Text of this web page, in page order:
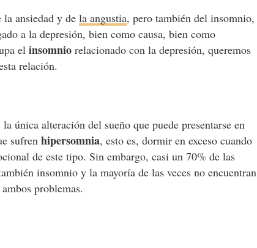
la ansiedad y dela angustia, pero también del insomnio,
a la depresión, bien como causa, bien como
elinsomnio relacionado con la depresión, queremos
relación.
única alteración del sueño que puede presentarse en
sufrenhipersomnia, esto es, dormir en exceso cuando
de este tipo. Sin embargo, casi un 70% de las
insomnio y la mayoría de las veces no encuentran
problemas.